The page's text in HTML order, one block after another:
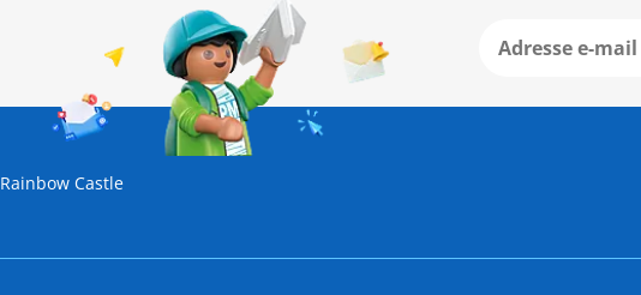
Rainbow Castle